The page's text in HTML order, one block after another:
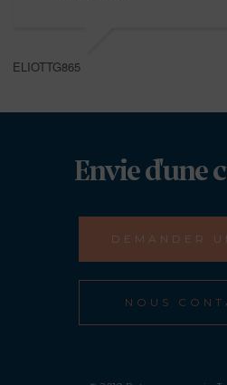
ELIOTTG865
Envie d'une
DEMANDER
NOUS